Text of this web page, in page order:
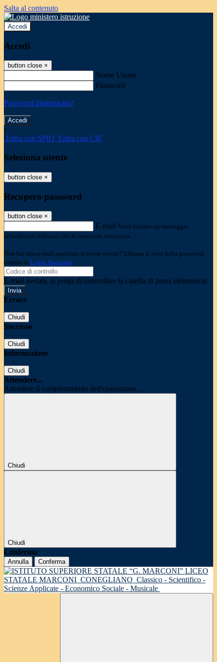
Salta al contenuto
Accedi
Accedi
button close ×
Nome Utente
Password
Password dimenticata?
-
Entra con SPID Entra con CIE
Seleziona utente
button close ×
Recupero password
button close ×
E-mail Verrà inviato un messaggio
all'indirizzo indicato con le istruzioni necessarie.
Non hai una e-mail associata al nome utente? Effettua il reset della password
tramite la Login Spaggiari
E-mail inviata, si prega di controllare la casella di posta elettronica!
Errore
Chiudi
Successo
Chiudi
Informazione
Chiudi
Attendere...
Attendere il completamento dell'operazione...
Chiudi
Chiudi
Conferma
Annulla Conferma
LICEO
STATALE MARCONI CONEGLIANO Classico - Scientifico -
Scienze Applicate - Economico Sociale - Musicale